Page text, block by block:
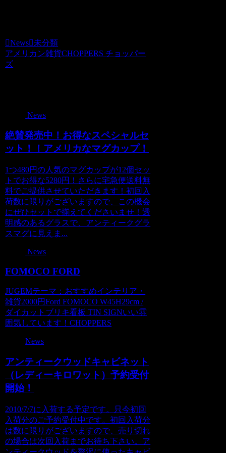
News
未分類
アメリカン雑貨CHOPPERS チョッパー
ズ
News
絶賛発売中！お得なスペシャルセ
ット！！アメリカなマグカップ！
1つ480円の人気のマグカップが12個セッ
トでお得な5280円！さらに宅急便送料無
料でご提供させていただきます！初回入
荷数に限りがございますので、この機会
にぜひセットで揃えてくださいませ！透
明感のあるグラスで、アンティークグラ
スマグに見えま...
News
FOMOCO FORD
JUGEMテーマ：おすすめインテリア・
雑貨2000円Ford FOMOCO W45H29cm /
ダイカットブリキ看板 TIN SIGNいい雰
囲気しています！CHOPPERS
News
アンティークウッドキャビネット
（レディーキロワット）予約受付
開始！
2010/7/7に入荷する予定です。只今初回
入荷分のご予約受付中です。初回入荷分
は数に限りがございますので、売り切れ
の場合は次回入荷までお待ち下さい。ア